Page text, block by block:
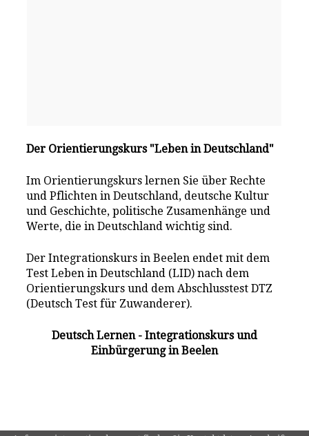
Der Orientierungskurs "Leben in Deutschland"
Im Orientierungskurs lernen Sie über Rechte
und Pflichten in Deutschland, deutsche Kultur
und Geschichte, politische Zusamenhänge und
Werte, die in Deutschland wichtig sind.
Der Integrationskurs in Beelen endet mit dem
Test Leben in Deutschland (LID) nach dem
Orientierungskurs und dem Abschlusstest DTZ
(Deutsch Test für Zuwanderer).
Deutsch Lernen - Integrationskurs und
Einbürgerung in Beelen